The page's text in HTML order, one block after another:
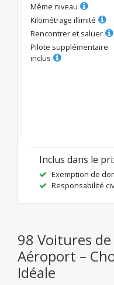
Même niveau
Kilométrage illimité
Rencontrer et saluer
Pilote supplémentaire
inclus
Inclus dans le
Exemption de
Responsabilité
98 Voitures
Aéroport –
Idéale